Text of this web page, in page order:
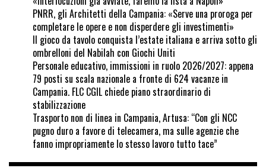
PNRR, gli Architetti della Campania: «Serve una proroga per
completare le opere e non disperdere gli investimenti»
Il gioco da tavolo conquista l’estate italiana e arriva sotto gli
ombrelloni del Nabilah con Giochi Uniti
Personale educativo, immissioni in ruolo 2026/2027: appena
79 posti su scala nazionale a fronte di 624 vacanze in
Campania. FLC CGIL chiede piano straordinario di
stabilizzazione
Trasporto non di linea in Campania, Artusa: “Con gli NCC
pugno duro a favore di telecamera, ma sulle agenzie che
fanno impropriamente lo stesso lavoro tutto tace”